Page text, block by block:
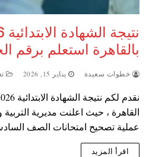
بالقاهرة استعلم برقم
خطوات سعيدة يناير 15, 2026
القاهرة ، حيث اعلنت مديرية التربية
عملية تصحيح امتحانات الصف
اقرأ المزيد